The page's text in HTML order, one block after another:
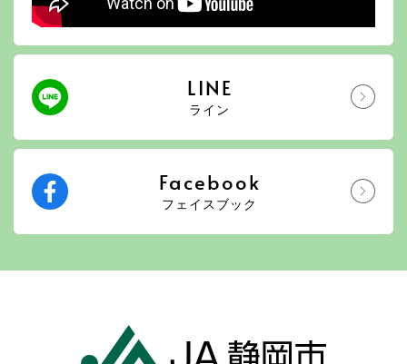
LINE
ライン
Facebook
フェイスブック